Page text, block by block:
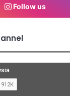
Follow us